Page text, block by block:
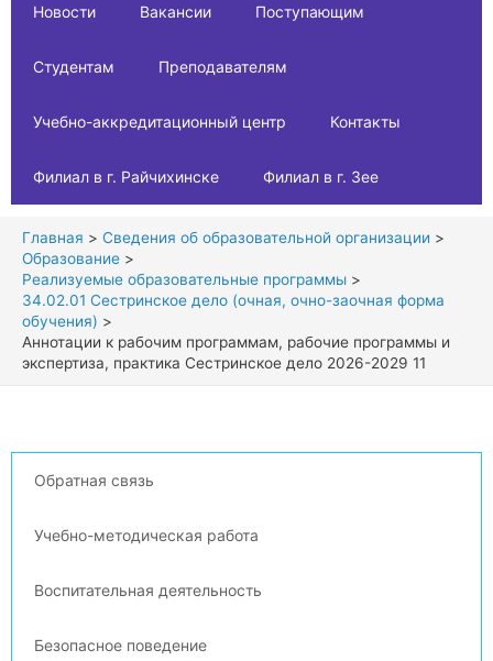
Новости Вакансии Поступающим
Студентам Преподавателям
Учебно-аккредитационный центр Контакты
Филиал в г. Райчихинске Филиал в г. Зее
Главная
Сведения об образовательной организации
Образование
Реализуемые образовательные программы
34.02.01 Сестринское дело (очная, очно-заочная форма
обучения)
Аннотации к рабочим программам, рабочие программы и
экспертиза, практика Сестринское дело 2026-2029 11
Обратная связь
Учебно-методическая работа
Воспитательная деятельность
Безопасное поведение